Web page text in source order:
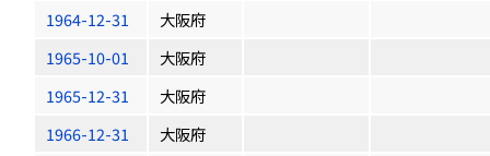
1964-12-31
大阪府
1965-10-01
大阪府
1965-12-31
大阪府
1966-12-31
大阪府